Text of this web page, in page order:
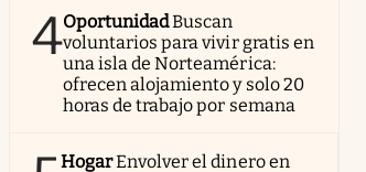
4OportunidadBuscan
voluntarios para vivir gratis en
una isla de Norteamérica:
ofrecen alojamiento y solo 20
horas de trabajo por semana
HogarEnvolver el dinero en